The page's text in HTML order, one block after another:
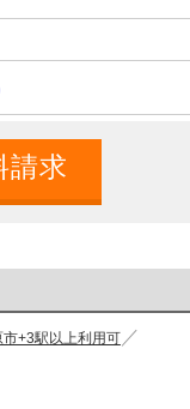
市+3駅以上利用可